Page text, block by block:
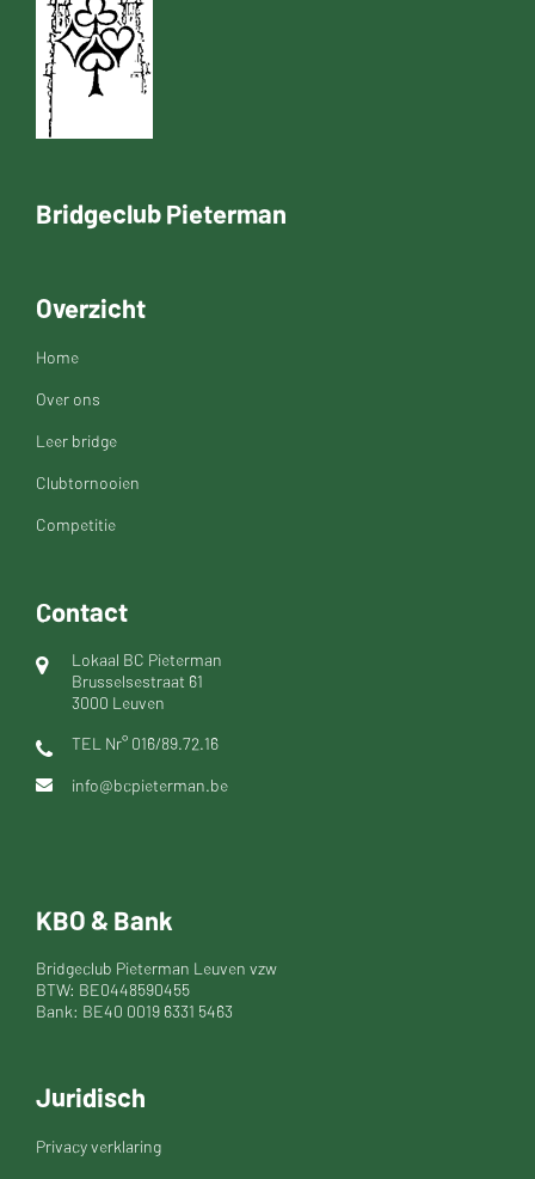
Bridgeclub Pieterman
Overzicht
Home
Over ons
Leer bridge
Clubtornooien
Competitie
Contact
Lokaal BC Pieterman
Brusselsestraat 61
3000 Leuven
TEL Nr° 016/89.72.16
info@bcpieterman.be
KBO & Bank
Bridgeclub Pieterman Leuven vzw
BTW: BE0448590455
Bank: BE40 0019 6331 5463
Juridisch
Privacy verklaring